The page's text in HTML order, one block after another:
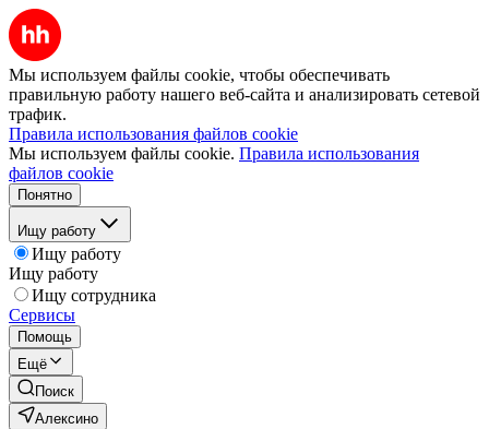
Мы используем файлы cookie, чтобы обеспечивать
правильную работу нашего веб-сайта и анализировать сетевой
трафик.
Правила использования файлов cookie
Мы используем файлы cookie. Правила использования
файлов cookie
Понятно
Ищу работу
Ищу работу
Ищу работу
Ищу сотрудника
Сервисы
Помощь
Ещё
Поиск
Алексино